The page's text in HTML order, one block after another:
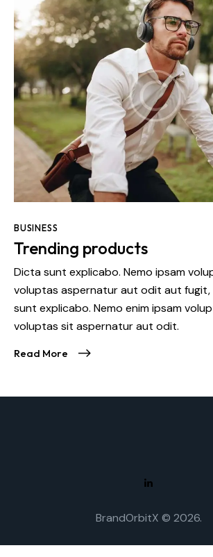
BUSINESS
Trending products
Dicta sunt explicabo. Nemo ipsam
voluptas aspernatur aut odit aut fugit,
sunt explicabo. Nemo enim ipsam
voluptas sit aspernatur aut odit.
Read More
BrandOrbitX © 2026.